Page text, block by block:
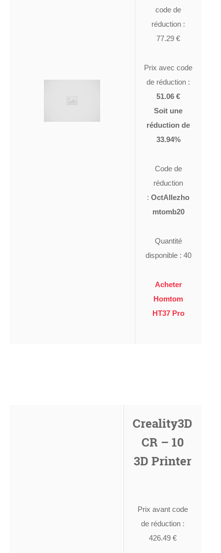
code de
réduction :
77.29 €
Prix avec code
de réduction :
51.06 €
Soit une
réduction de
33.94%
Code de
réduction
: OctAllezho
mtomb20
Quantité
disponible : 40
Acheter
Homtom
HT37 Pro
Creality3D
CR – 10
3D Printer
Prix avant code
de réduction :
426.49 €